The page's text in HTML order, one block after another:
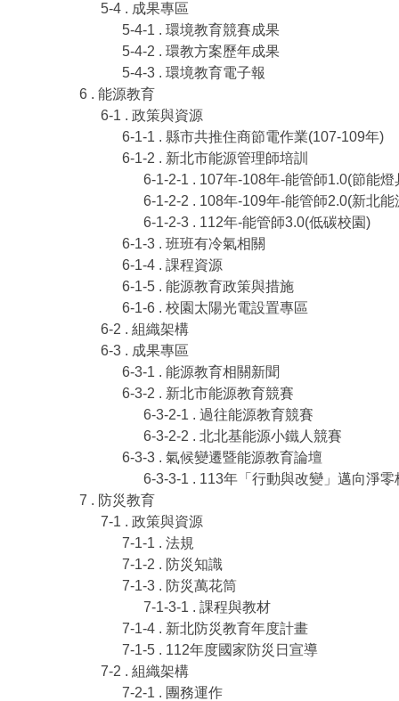
5-4 . 成果專區
5-4-1 . 環境教育競賽成果
5-4-2 . 環教方案歷年成果
5-4-3 . 環境教育電子報
6 . 能源教育
6-1 . 政策與資源
6-1-1 . 縣市共推住商節電作業(107-109年)
6-1-2 . 新北市能源管理師培訓
6-1-2-1 . 107年-108年-能管師1.0(節能燈
6-1-2-2 . 108年-109年-能管師2.0(新北能
6-1-2-3 . 112年-能管師3.0(低碳校園)
6-1-3 . 班班有冷氣相關
6-1-4 . 課程資源
6-1-5 . 能源教育政策與措施
6-1-6 . 校園太陽光電設置專區
6-2 . 組織架構
6-3 . 成果專區
6-3-1 . 能源教育相關新聞
6-3-2 . 新北市能源教育競賽
6-3-2-1 . 過往能源教育競賽
6-3-2-2 . 北北基能源小鐵人競賽
6-3-3 . 氣候變遷暨能源教育論壇
6-3-3-1 . 113年「行動與改變」邁向淨
7 . 防災教育
7-1 . 政策與資源
7-1-1 . 法規
7-1-2 . 防災知識
7-1-3 . 防災萬花筒
7-1-3-1 . 課程與教材
7-1-4 . 新北防災教育年度計畫
7-1-5 . 112年度國家防災日宣導
7-2 . 組織架構
7-2-1 . 團務運作